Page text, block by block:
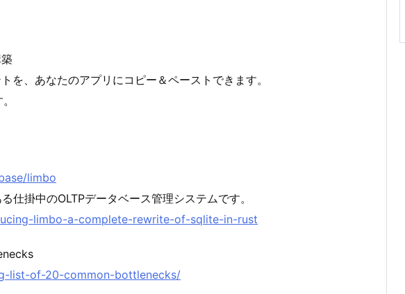
を、あなたのアプリにコピー＆ペーストできます。
limbo
仕掛中のOLTPデータベース管理システムです。
limbo-a-complete-rewrite-of-sqlite-in-rust
list-of-20-common-bottlenecks/